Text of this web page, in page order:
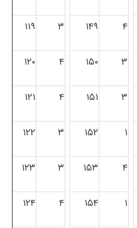
۴ ۱۴۹ ۳ ۱۱۹
۳ ۱۵۰ ۴ ۱۲۰
۳ ۱۵۱ ۴ ۱۲۱
۱ ۱۵۲ ۳ ۱۲۲
۴ ۱۵۳ ۳ ۱۲۳
۱ ۱۵۴ ۴ ۱۲۴